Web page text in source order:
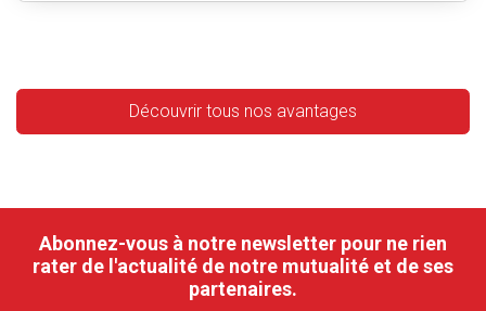
Découvrir tous nos avantages
Abonnez-vous à notre newsletter pour ne rien
rater de l'actualité de notre mutualité et de ses
partenaires.